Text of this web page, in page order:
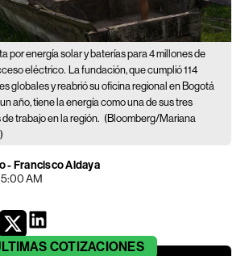
por energía solar y baterías para 4 millones de
eléctrico. La fundación, que cumplió 114
globales y reabrió su oficina regional en Bogotá
año, tiene la energía como una de sus tres
trabajo en la región. (Bloomberg/Mariana
-Francisco Aldaya
AM
COTIZACIONES